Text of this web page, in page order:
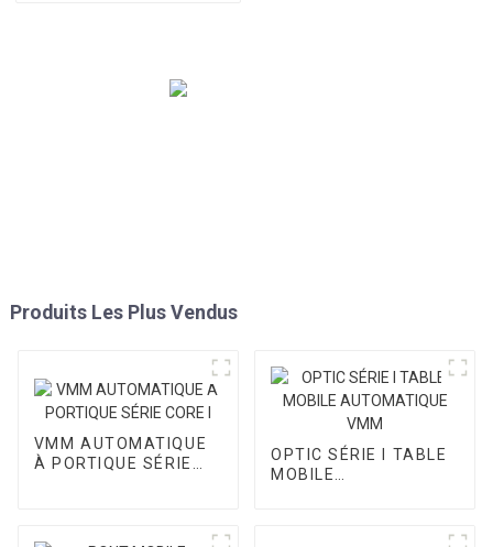
Produits Les Plus Vendus
VMM AUTOMATIQUE
À PORTIQUE SÉRIE
OPTIC SÉRIE I TABLE
MOBILE